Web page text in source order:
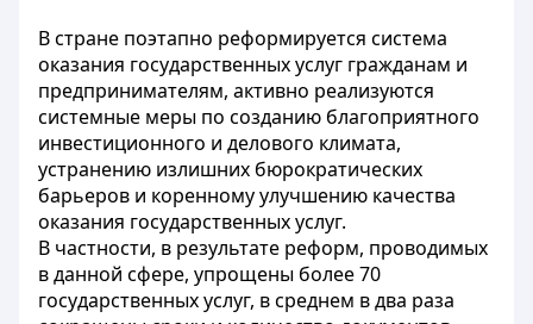
В стране поэтапно реформируется система
оказания государственных услуг гражданам и
предпринимателям, активно реализуются
системные меры по созданию благоприятного
инвестиционного и делового климата,
устранению излишних бюрократических
барьеров и коренному улучшению качества
оказания государственных услуг.
В частности, в результате реформ, проводимых
в данной сфере, упрощены более 70
государственных услуг, в среднем в два раза